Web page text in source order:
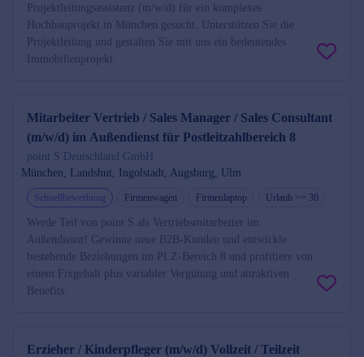
Projektleitungsassistenz (m/w/d) für ein komplexes
Hochbauprojekt in München gesucht. Unterstützen Sie die
Projektleitung und gestalten Sie mit uns ein bedeutendes
Immobilienprojekt.
Mitarbeiter Vertrieb / Sales Manager / Sales Consultant
(m/w/d) im Außendienst für Postleitzahlbereich 8
point S Deutschland GmbH
München, Landshut, Ingolstadt, Augsburg, Ulm
Schnellbewerbung Firmenwagen Firmenlaptop Urlaub >= 30
Werde Teil von point S als Vertriebsmitarbeiter im
Außendienst! Gewinne neue B2B-Kunden und entwickle
bestehende Beziehungen im PLZ-Bereich 8 und profitiere von
einem Fixgehalt plus variabler Vergütung und attraktiven
Benefits.
Erzieher / Kinderpfleger (m/w/d) Vollzeit / Teilzeit